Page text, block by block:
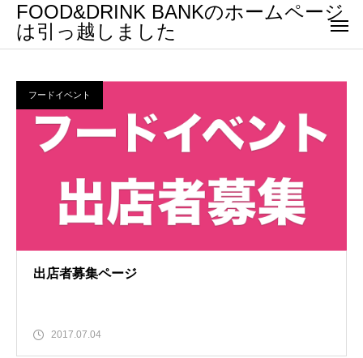
FOOD&DRINK BANKのホームページ
は引っ越しました
フードイベント
出店者募集ページ
2017.07.04